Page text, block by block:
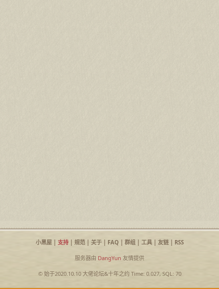
小黑屋| 支持| 规范| 关于| FAQ| 群组| 工具| 友链| RSS
服务器由 DangYun 友情提供
© 始于2020.10.10 大佬论坛&十年之约Time: 0.027, SQL: 70